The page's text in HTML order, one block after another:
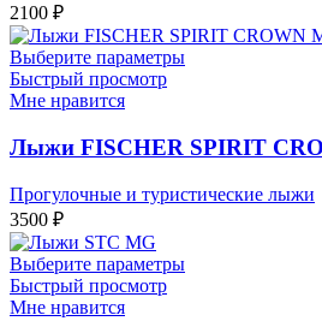
2100 ₽
Выберите параметры
Быстрый просмотр
Мне нравится
Лыжи FISCHER SPIRIT
Прогулочные и туристические лыжи
3500 ₽
Выберите параметры
Быстрый просмотр
Мне нравится